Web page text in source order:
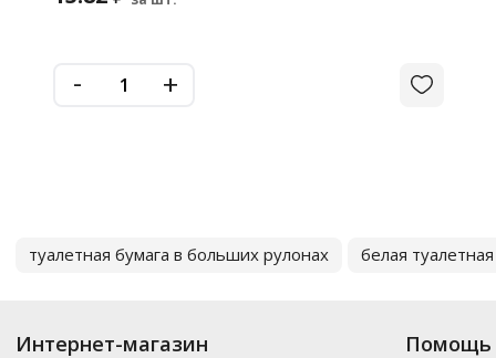
- +
туалетная бумага в больших рулонах белая
Интернет-магазин Помощь